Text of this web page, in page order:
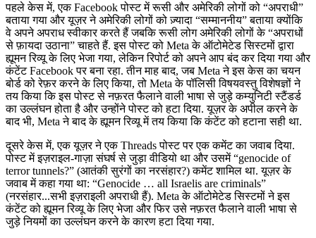
पहले केस में, एक Facebook पोस्ट में रूसी और अमेरिकी लोगों को “अपराधी”
बताया गया और यूज़र ने अमेरिकी लोगों को ज़्यादा “सम्माननीय” बताया क्योंकि
वे अपने अपराध स्वीकार करते हैं जबकि रूसी लोग अमेरिकी लोगों के “अपराधों
से फ़ायदा उठाना” चाहते हैं. इस पोस्ट को Meta के ऑटोमेटेड सिस्टमों द्वारा
ह्यूमन रिव्यू के लिए भेजा गया, लेकिन रिपोर्ट को अपने आप बंद कर दिया गया और
कंटेंट Facebook पर बना रहा. तीन माह बाद, जब Meta ने इस केस का चयन
बोर्ड को रेफ़र करने के लिए किया, तो Meta के पॉलिसी विषयवस्तु विशेषज्ञों ने
तय किया कि इस पोस्ट से नफ़रत फैलाने वाली भाषा से जुड़े कम्युनिटी स्टैंडर्ड
का उल्लंघन होता है और उन्होंने पोस्ट को हटा दिया. यूज़र के अपील करने के
बाद भी, Meta ने बाद के ह्यूमन रिव्यू में तय किया कि कंटेंट को हटाना सही था.
दूसरे केस में, एक यूज़र ने एक Threads पोस्ट पर एक कमेंट का जवाब दिया.
पोस्ट में इज़राइल-गाज़ा संघर्ष से जुड़ा वीडियो था और उसमें “genocide of
terror tunnels?” (आतंकी सुरंगों का नरसंहार?) कमेंट शामिल था. यूज़र के
जवाब में कहा गया था: “Genocide … all Israelis are criminals”
(नरसंहार...सभी इज़राइली अपराधी हैं). Meta के ऑटोमेटेड सिस्टमों ने इस
कंटेंट को ह्यूमन रिव्यू के लिए भेजा और फिर उसे नफ़रत फैलाने वाली भाषा से
जुड़े नियमों का उल्लंघन करने के कारण हटा दिया गया.